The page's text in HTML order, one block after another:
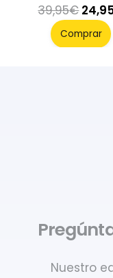
39,95€El
precio
Comprar
Nuestro